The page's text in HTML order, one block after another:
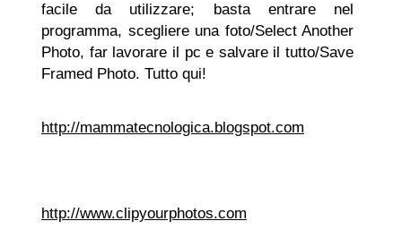
facile da utilizzare; basta entrare nel
programma, scegliere una foto/Select Another
Photo, far lavorare il pc e salvare il tutto/Save
Framed Photo. Tutto qui!
http://mammatecnologica.blogspot.com
http://www.clipyourphotos.com